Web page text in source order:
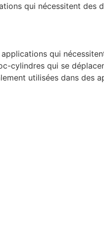
qui nécessitent des
qui
cylindres qui se
utilisées dans des